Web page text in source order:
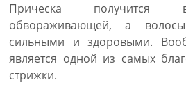
Прическа получится
обвораживающей, а
сильными и здоровыми.
является одной из самых
стрижки.